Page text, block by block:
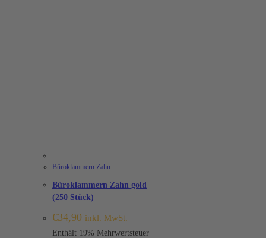
Büroklammern Zahn
Büroklammern Zahn gold
(250 Stück)
€34,90 inkl. MwSt.
Enthält 19% Mehrwertsteuer